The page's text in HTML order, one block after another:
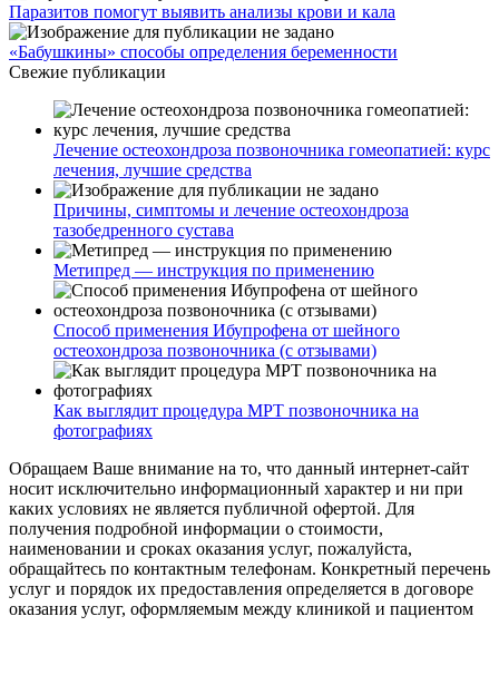
Паразитов помогут выявить анализы крови и кала
«Бабушкины» способы определения беременности
Свежие публикации
Лечение остеохондроза позвоночника гомеопатией: курс
лечения, лучшие средства
Причины, симптомы и лечение остеохондроза
тазобедренного сустава
Метипред — инструкция по применению
Способ применения Ибупрофена от шейного
остеохондроза позвоночника (с отзывами)
Как выглядит процедура МРТ позвоночника на
фотографиях
Обращаем Ваше внимание на то, что данный интернет-сайт
носит исключительно информационный характер и ни при
каких условиях не является публичной офертой. Для
получения подробной информации о стоимости,
наименовании и сроках оказания услуг, пожалуйста,
обращайтесь по контактным телефонам. Конкретный перечень
услуг и порядок их предоставления определяется в договоре
оказания услуг, оформляемым между клиникой и пациентом